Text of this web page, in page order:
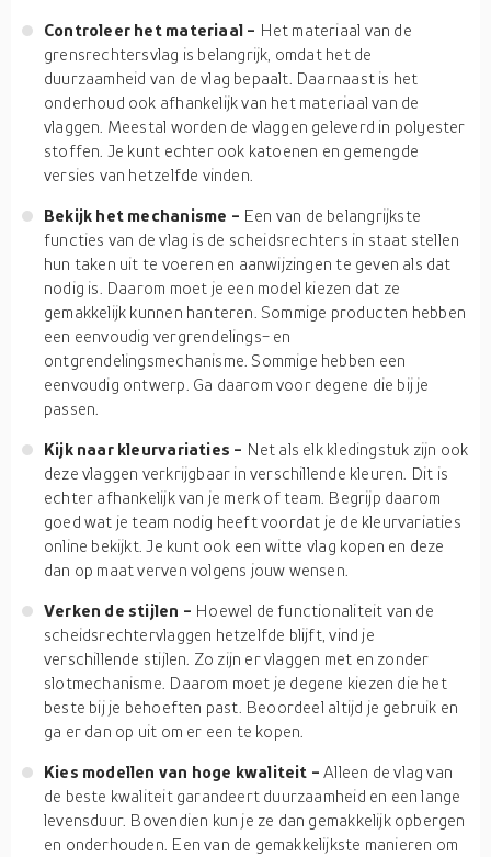
Controleer het materiaal - Het materiaal van de
grensrechtersvlag is belangrijk, omdat het de
duurzaamheid van de vlag bepaalt. Daarnaast is het
onderhoud ook afhankelijk van het materiaal van de
vlaggen. Meestal worden de vlaggen geleverd in polyester
stoffen. Je kunt echter ook katoenen en gemengde
versies van hetzelfde vinden.
Bekijk het mechanisme - Een van de belangrijkste
functies van de vlag is de scheidsrechters in staat stellen
hun taken uit te voeren en aanwijzingen te geven als dat
nodig is. Daarom moet je een model kiezen dat ze
gemakkelijk kunnen hanteren. Sommige producten hebben
een eenvoudig vergrendelings- en
ontgrendelingsmechanisme. Sommige hebben een
eenvoudig ontwerp. Ga daarom voor degene die bij je
passen.
Kijk naar kleurvariaties - Net als elk kledingstuk zijn ook
deze vlaggen verkrijgbaar in verschillende kleuren. Dit is
echter afhankelijk van je merk of team. Begrijp daarom
goed wat je team nodig heeft voordat je de kleurvariaties
online bekijkt. Je kunt ook een witte vlag kopen en deze
dan op maat verven volgens jouw wensen.
Verken de stijlen - Hoewel de functionaliteit van de
scheidsrechtervlaggen hetzelfde blijft, vind je
verschillende stijlen. Zo zijn er vlaggen met en zonder
slotmechanisme. Daarom moet je degene kiezen die het
beste bij je behoeften past. Beoordeel altijd je gebruik en
ga er dan op uit om er een te kopen.
Kies modellen van hoge kwaliteit -Alleen de vlag van
de beste kwaliteit garandeert duurzaamheid en een lange
levensduur. Bovendien kun je ze dan gemakkelijk opbergen
en onderhouden. Een van de gemakkelijkste manieren om